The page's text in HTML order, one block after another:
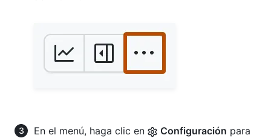
En el menú, haga clic en Configuración para